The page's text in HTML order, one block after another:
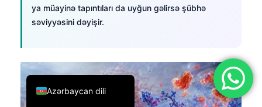
ya müayinə tapıntıları da uyğun gəlirsə şübhə
səviyyəsini dəyişir.
Azərbaycan dili
English
Français